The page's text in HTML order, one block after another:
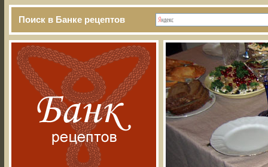
Поиск в Банке рецептов